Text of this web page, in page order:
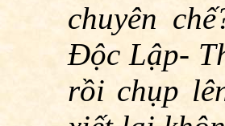
chuyên
Độc Lập-
rồi chụp